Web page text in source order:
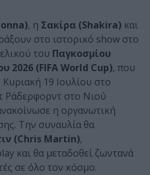
, η Σακίρα (Shakira) και
στο ιστορικό show στο
του Παγκοσμίου
2026 (FIFA World Cup), που
19 Ιουλίου στο
Ράδερφορντ στο Νιού
η οργανωτική
Την συναυλία θα
(Chris Martin),
και θα μεταδοθεί ζωντανά
σε όλο τον κόσμο.